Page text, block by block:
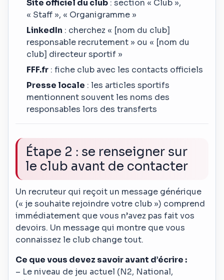
Site officiel du club: section « Club »,
« Staff », « Organigramme »
LinkedIn : cherchez « [nom du club]
responsable recrutement » ou « [nom du
club] directeur sportif »
FFF.fr: fiche club avec les contacts officiels
Presse locale : les articles sportifs
mentionnent souvent les noms des
responsables lors des transferts
Étape 2 : se renseigner sur
le club avant de contacter
Un recruteur qui reçoit un message générique
(« je souhaite rejoindre votre club ») comprend
immédiatement que vous n’avez pas fait vos
devoirs. Un message qui montre que vous
connaissez le club change tout.
Ce que vous devez savoir avant d’écrire :
– Le niveau de jeu actuel (N2, National,